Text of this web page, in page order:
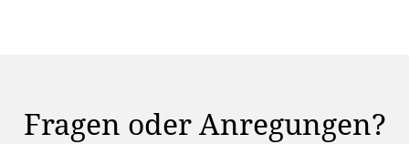
Fragen oder Anregungen?